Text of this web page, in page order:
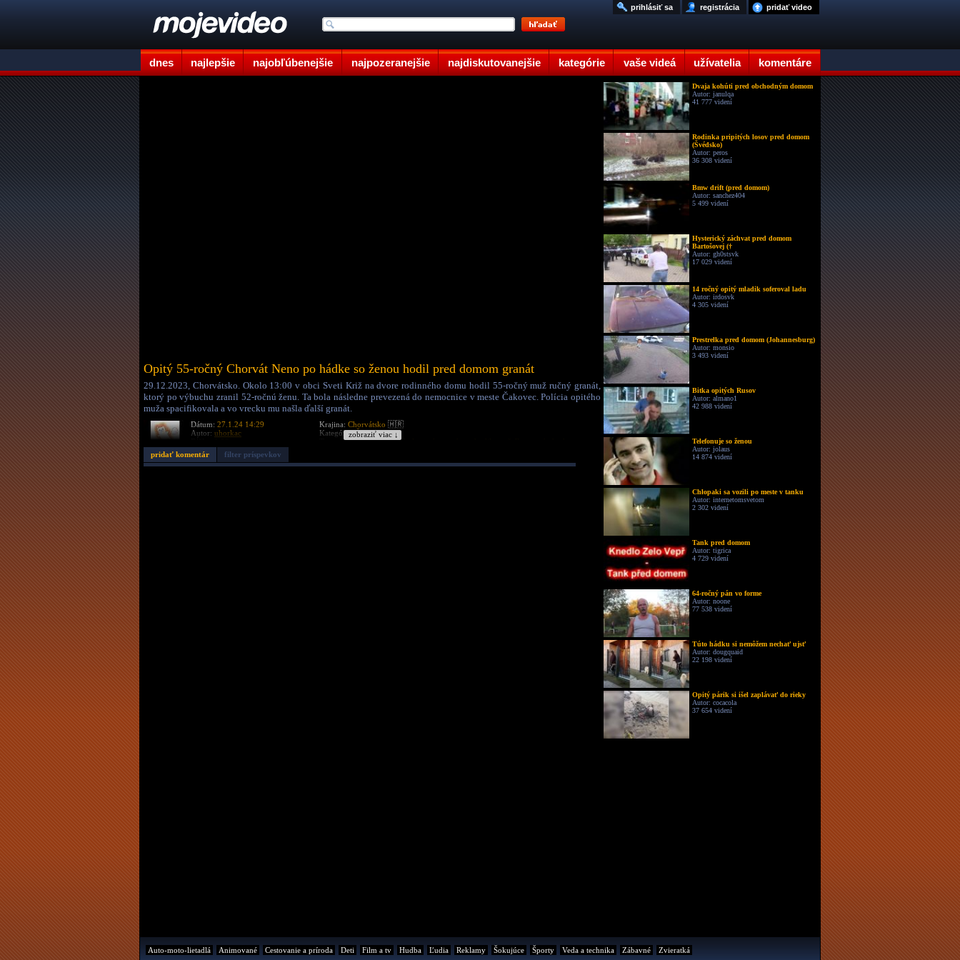
dnes najlepšie najobľúbenejšie najpozeranejšie najdiskutovanejšie kategórie vaše videá užívatelia komentáre
pridať video
registrácia
prihlásiť sa
Opitý 55-ročný Chorvát Neno po hádke so ženou hodil pred domom granát
29.12.2023, Chorvátsko. Okolo 13:00 v obci Sveti Križ na dvore rodinného domu hodil 55-ročný muž ručný granát,
ktorý po výbuchu zranil 52-ročnú ženu. Ta bola následne prevezená do nemocnice v meste Čakovec. Polícia opitého
muža spacifikovala a vo vrecku mu našla ďalší granát.
Dátum: 27.1.24 14:29
Autor: uhorkac
Krajina: Chorvátsko 🇭🇷
Kategória:Šokujúce
hodil granát vybuchol granát
zobraziť viac ↓
pridať komentár filter príspevkov
Dvaja kohúti pred obchodným domom
Autor: janulqa
41 777 videní
Rodinka pripitých losov pred domom
(Švédsko)
Autor: peros
36 308 videní
Bmw drift (pred domom)
Autor: sanchez404
5 499 videní
Hysterický záchvat pred domom
Bartošovej (†
Autor: gh0stsvk
17 029 videní
14 ročný opitý mladik soferoval ladu
Autor: irdosvk
4 305 videní
Prestrelka pred domom (Johannesburg)
Autor: monsio
3 493 videní
Bitka opitých Rusov
Autor: almano1
42 988 videní
Telefonuje so ženou
Autor: jolaus
14 874 videní
Chłopaki sa vozili po meste v tanku
Autor: internetomsvetom
2 302 videní
Tank pred domom
Autor: tigrica
4 729 videní
64-ročný pán vo forme
Autor: noone
77 538 videní
Túto hádku si nemôžem nechať ujsť
Autor: dougquaid
22 198 videní
Opitý párik si išel zaplávať do rieky
Autor: cocacola
37 654 videní
Auto-moto-lietadlá Animované Cestovanie a príroda Deti Film a tv Hudba Ľudia Reklamy Šokujúce Športy Veda a technika Zábavné Zvieratká